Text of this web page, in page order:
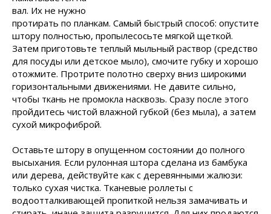
вал. Их не нужно
протирать по планкам. Самый быстрый способ: опустите
штору полностью, пропылесосьте мягкой щеткой.
Затем приготовьте теплый мыльный раствор (средство
для посуды или детское мыло), смочите губку и хорошо
отожмите. Протрите полотно сверху вниз широкими
горизонтальными движениями. Не давите сильно,
чтобы ткань не промокла насквозь. Сразу после этого
пройдитесь чистой влажной губкой (без мыла), а затем
сухой микрофиброй.
Оставьте штору в опущенном состоянии до полного
высыхания. Если рулонная штора сделана из бамбука
или дерева, действуйте как с деревянными жалюзи:
только сухая чистка. Тканевые роллеты с
водоотталкивающей пропиткой нельзя замачивать и